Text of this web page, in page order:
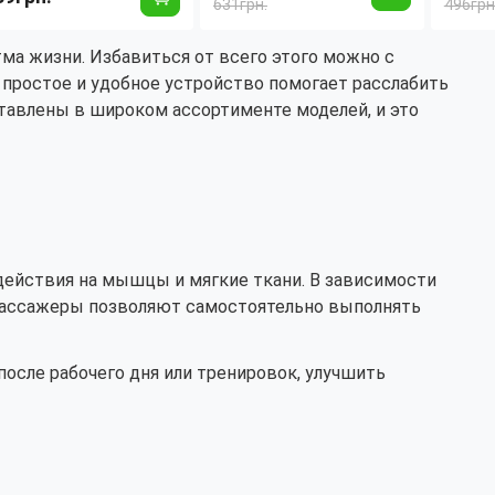
и уход за
прогревом,
кожей
631грн.
жизни. Избавиться от всего этого можно с
и удобное устройство помогает расслабить
в широком ассортименте моделей, и это
на мышцы и мягкие ткани. В зависимости
позволяют самостоятельно выполнять
рабочего дня или тренировок, улучшить